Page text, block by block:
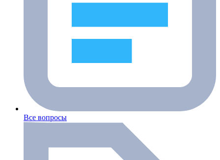
Все вопросы